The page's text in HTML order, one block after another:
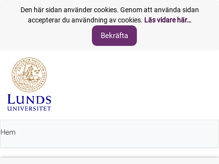
Den här sidan använder cookies. Genom att använda sidan
accepterar du användning av cookies. Läs vidare här…
Hem